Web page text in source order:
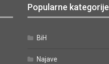
Popularne kategorije
BiH
Najave